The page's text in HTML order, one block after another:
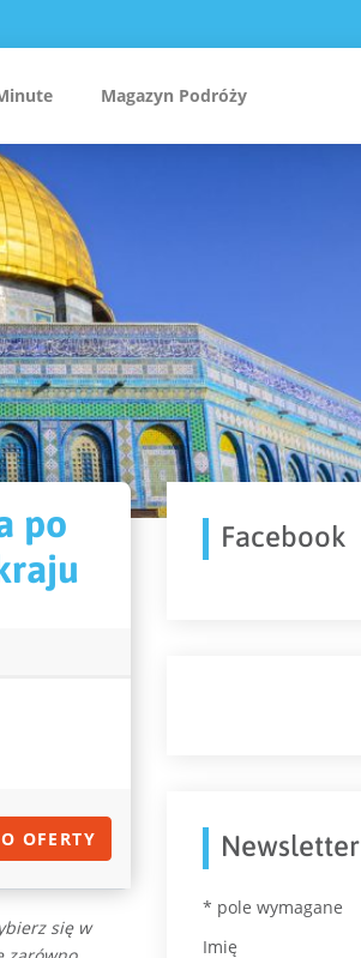
Magazyn Podróży
po
OFERTY
się w
Facebook
Newsletter
* pole wymagane
Imię